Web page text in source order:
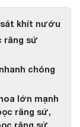
sát khít nướu
răng sứ
chóng
lớn mạnh
răng sứ,
răng sứ